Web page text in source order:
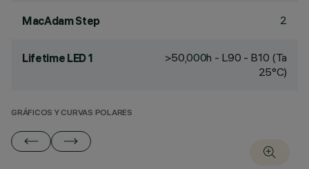
MacAdam Step 2
Lifetime LED 1
>50,000h - L90 - B10 (Ta
25°C)
GRÁFICOS Y CURVAS POLARES